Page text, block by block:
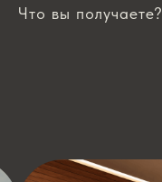
Что вы получаете?